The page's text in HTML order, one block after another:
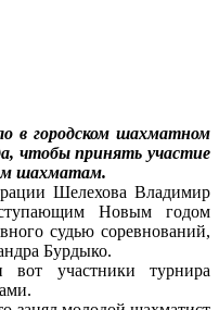
в городском шахматном
чтобы принять участие
шахматам.
Шелехова Владимир
Новым годом
судью соревнований,
Бурдыко.
участники турнира